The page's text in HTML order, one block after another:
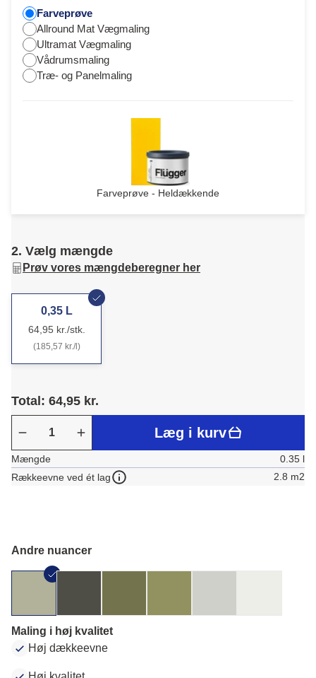
Farveprøve
Allround Mat Vægmaling
Ultramat Vægmaling
Vådrumsmaling
Træ- og Panelmaling
Farveprøve - Heldækkende
2. Vælg mængde
Prøv vores mængdeberegner her
0,35 L
64,95 kr./stk.
(185,57 kr./l)
Total: 64,95 kr.
Læg i kurv
Mængde
0.35 l
Rækkeevne ved ét lag
2.8 m2
Andre nuancer
Maling i høj kvalitet
Høj dækkeevne